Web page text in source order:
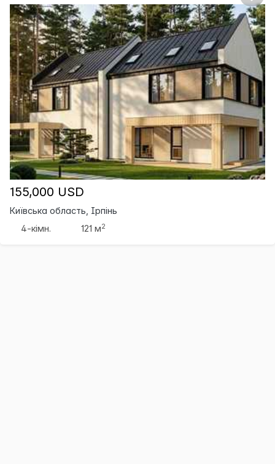
155,000 USD
Київська область, Ірпінь
4-кімн.
121 м2